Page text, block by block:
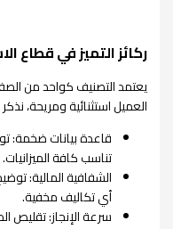
ركائز التميز في قطاع
يعتمد التصنيف كواحد من
العميل استثنائية ومريحة،
قاعدة بيانات ضخمة:
تناسب كافة الميزانيات.
الشفافية المالية:
أي تكاليف مخفية.
سرعة الإنجاز: تقليص